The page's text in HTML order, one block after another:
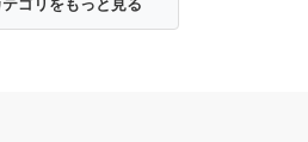
ゴリをもっと見る